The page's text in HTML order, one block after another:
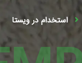
استخدام در ویستا